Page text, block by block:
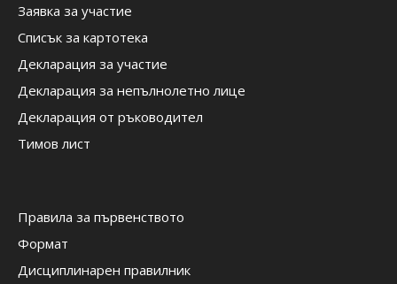
Заявка за участие
Списък за картотека
Декларация за участие
Декларация за непълнолетно лице
Декларация от ръководител
Тимов лист
Правила за първенството
Формат
Дисциплинарен правилник